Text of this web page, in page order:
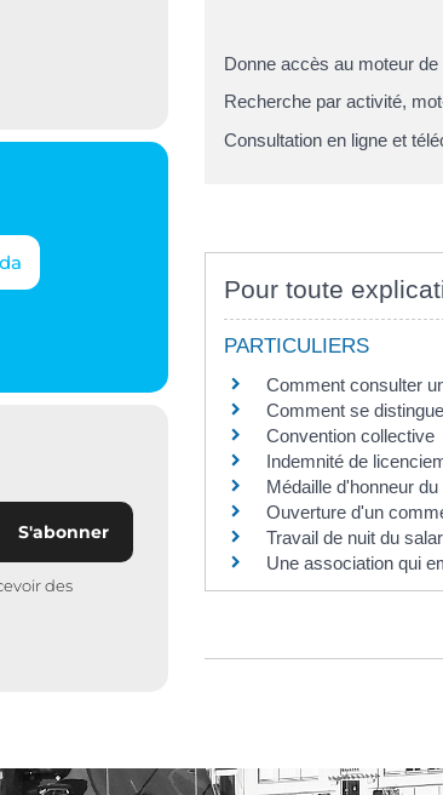
des
Donne accès au moteur
Recherche par activité,
Consultation en ligne et
Pour toute
PARTICULIERS
Comment consulter
Comment se
Convention collective
Indemnité de
Médaille d'honneur du
Ouverture d'un
Travail de nuit du
Une association qui